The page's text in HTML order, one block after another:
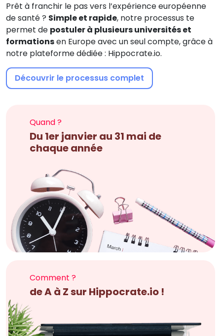
Prêt à franchir le pas vers l’expérience européenne
de santé ? Simple et rapide, notre processus te
permet de postuler à plusieurs universités et
formationsen Europe avec un seul compte, grâce à
notre plateforme dédiée : Hippocrate.io.
Découvrir le processus complet
Quand ?
Du 1er janvier au 31 mai de
chaque année
Comment ?
de A à Z sur Hippocrate.io !